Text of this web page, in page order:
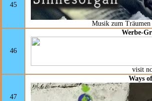
45
Musik zum Träumen
46
Werbe-
visit
47
Ways